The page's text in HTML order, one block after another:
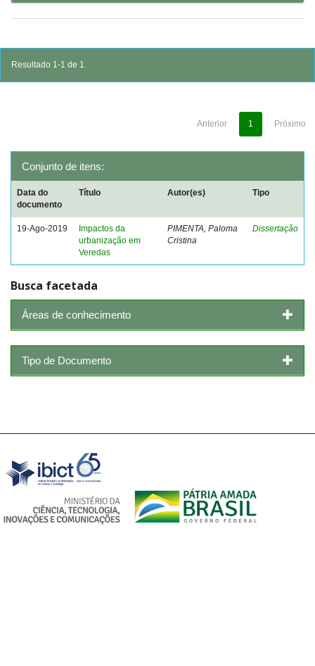
Resultado 1-1 de 1.
Anterior 1 Próximo
Conjunto de itens:
Data do
documento
Título Autor(es) Tipo
19-Ago-2019
Impactos da
urbanização em
Veredas
PIMENTA, Paloma
Cristina
Dissertação
Busca facetada
Áreas de conhecimento
Tipo de Documento